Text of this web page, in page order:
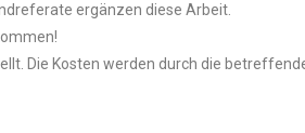
ergänzen diese Arbeit.
Die Kosten werden durch die